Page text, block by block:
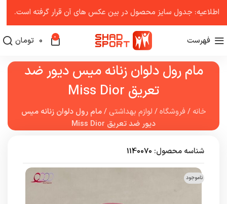
فهرست 0
0 تومان
مام رول دلوان زنانه میس دیور ضد
تعریق Miss Dior
خانه /فروشگاه/ لوازم بهداشتی/مام رول دلوان زنانه میس
دیور ضد تعریق Miss Dior
شناسه محصول: 1140070
ناموجود
اطلاعیه: جدول سایز محصول در بین عکس ‌های آن قرار گرفته است.